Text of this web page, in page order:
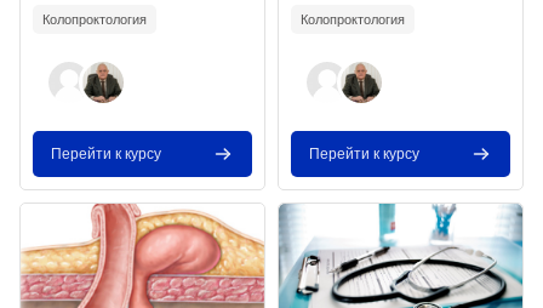
Колопроктология
Перейти к курсу
врачей со сроком
академических ...
Колопроктология
Перейти к курсу
Изображение курса" Кишечная стома и параколостомическая
Изображение курса"